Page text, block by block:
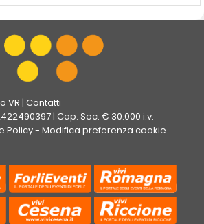
VR | Contatti
| Cap. Soc. € 30.000 i.v.
Policy- Modifica preferenza cookie